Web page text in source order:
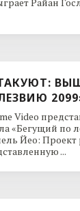
Video
«Бегущий по
Йео: Проект
...